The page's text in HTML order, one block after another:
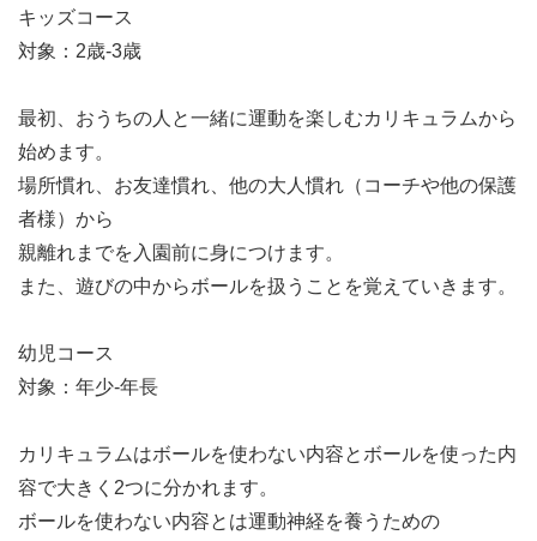
キッズコース
対象：2歳-3歳
最初、おうちの人と一緒に運動を楽しむカリキュラムから
始めます。
場所慣れ、お友達慣れ、他の大人慣れ（コーチや他の保護
者様）から
親離れまでを入園前に身につけます。
また、遊びの中からボールを扱うことを覚えていきます。
幼児コース
対象：年少-年長
カリキュラムはボールを使わない内容とボールを使った内
容で大きく2つに分かれます。
ボールを使わない内容とは運動神経を養うための